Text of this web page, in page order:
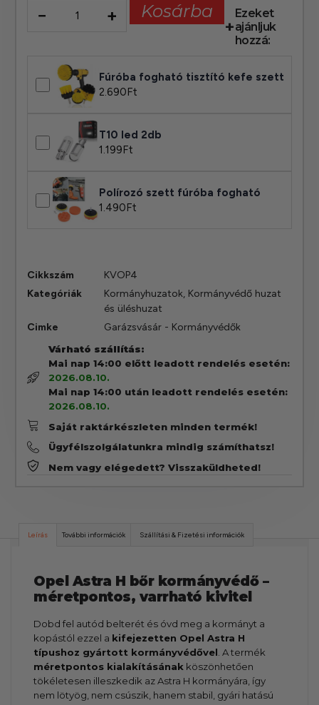
− + Kosárba
Ezeket
ajánljuk
hozzá:
Fúróba fogható tisztító kefe szett
2.690Ft
T10 led 2db
1.199Ft
Polírozó szett fúróba fogható
1.490Ft
Cikkszám
KVOP4
Kategóriák
Kormányhuzatok, Kormányvédő huzat
és üléshuzat
Cimke
Garázsvásár - Kormányvédők
Várható szállítás:
Mai nap 14:00 előtt leadott rendelés esetén:
2026.08.10.
Mai nap 14:00 után leadott rendelés esetén:
2026.08.10.
Saját raktárkészleten minden termék!
Ügyfélszolgálatunkra mindig számíthatsz!
Nem vagy elégedett? Visszaküldheted!
Leírás További információk Szállítási & Fizetési információk
Opel Astra H bőr kormányvédő –
méretpontos, varrható kivitel
Dobd fel autód belterét és óvd meg a kormányt a
kopástól ezzel a kifejezetten Opel Astra H
típushoz gyártott kormányvédővel . A termék
méretpontos kialakításának köszönhetően
tökéletesen illeszkedik az Astra H kormányára, így
nem lötyög, nem csúszik, hanem stabil, gyári hatású